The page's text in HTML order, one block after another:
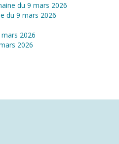
du 9 mars 2026
du 9 mars 2026
2026
2026